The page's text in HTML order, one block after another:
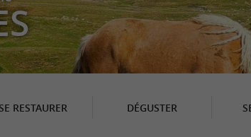
SE RESTAURER DÉGUSTER